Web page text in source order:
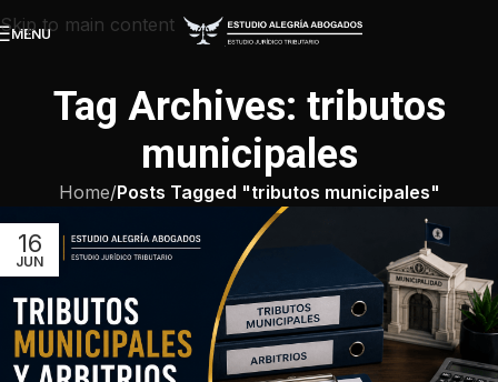
Skip to main content
MENU
Tag Archives: tributos
municipales
Home/Posts Tagged "tributos municipales"
16
JUN